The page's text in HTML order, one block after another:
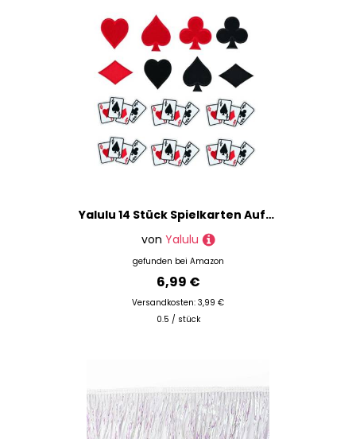
Yalulu 14 Stück Spielkarten Aufnäher Patches für Jacken Jeans Kleidung, Poker-Herz Bügelbilder Flicken Stoff Patch Kleider Aufnäher Patches Aufbügler zum Aufbügeln Bestickte Applikation
von Yalulu
gefunden bei Amazon
6,99 €
Versandkosten: 3,99 €
0.5 / stück